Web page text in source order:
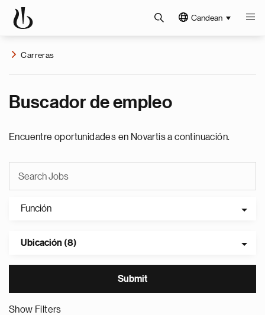
Candean
Carreras
Buscador de empleo
Encuentre oportunidades en Novartis a continuación.
Función
Ubicación (8)
Show Filters